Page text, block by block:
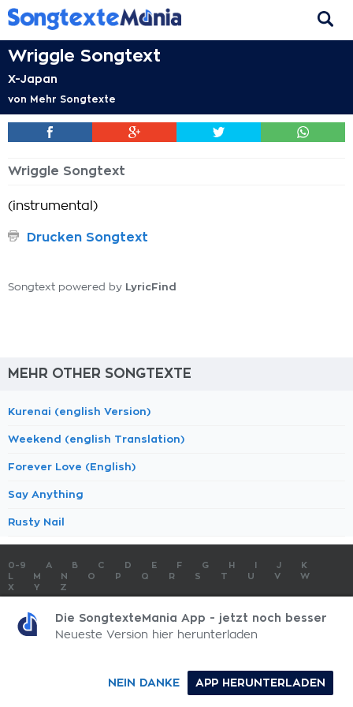
Wriggle Songtext
X-Japan
von Mehr Songtexte
Wriggle Songtext
(instrumental)
Drucken Songtext
Songtext powered by LyricFind
MEHR OTHER SONGTEXTE
Kurenai (english Version)
Weekend (english Translation)
Forever Love (English)
Say Anything
Rusty Nail
0-9 A B C D E F G H J
K
M N O P Q R S T U V
W
X
Y Z
SONGTEXTE ABSCHICKEN
KONTAKT IMPRESSUM
SongtexteMania.com - Copyright © 2026 - All Rights Reserved
Die SongtexteMania App - jetzt noch besser
Neueste Version hier herunterladen
APP HERUNTERLADEN
NEIN DANKE